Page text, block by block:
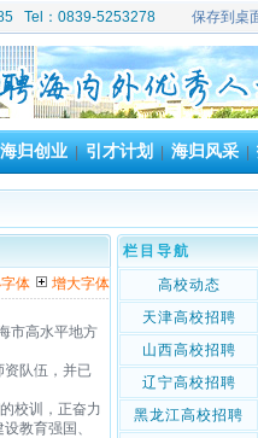
Tel：0839-5253278 保存到桌
海归创业|引才计划|海归风采|
体 增大字体
市高水平地方
资队伍，并已
校训，正奋力
教育强国、
栏目导航
高校动态
天津高校招聘
山西高校招聘
辽宁高校招聘
黑龙江高校招聘